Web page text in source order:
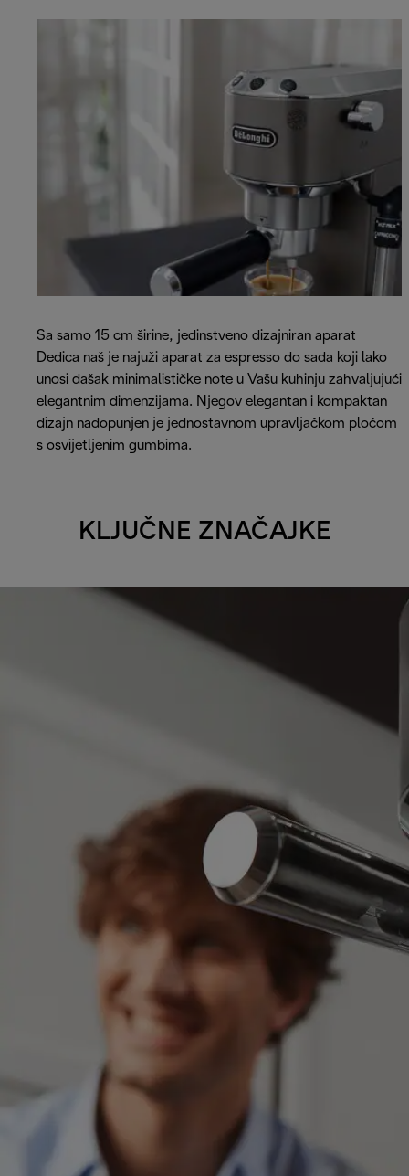
Sa samo 15 cm širine, jedinstveno dizajniran aparat
Dedica naš je najuži aparat za espresso do sada koji lako
unosi dašak minimalističke note u Vašu kuhinju zahvaljujući
elegantnim dimenzijama. Njegov elegantan i kompaktan
dizajn nadopunjen je jednostavnom upravljačkom pločom
s osvijetljenim gumbima.
KLJUČNE ZNAČAJKE